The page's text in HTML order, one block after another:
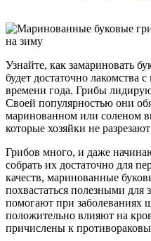
Узнайте, как замариновать
будет достаточно лакомства
времени года. Грибы
Своей популярностью они
маринованном или соленом
которые хозяйки не
Грибов много, и даже
собрать их достаточно для
качеств, маринованные
похвастаться полезными для
помогают при заболеваниях
положительно влияют на
причислены к